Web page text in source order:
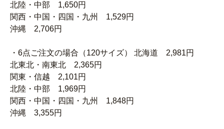
北陸・中部 1,650円
関西・中国・四国・九州 1,529円
沖縄 2,706円
・6点ご注文の場合（120サイズ） 北海道 2,981円
北東北・南東北 2,365円
関東・信越 2,101円
北陸・中部 1,969円
関西・中国・四国・九州 1,848円
沖縄 3,355円